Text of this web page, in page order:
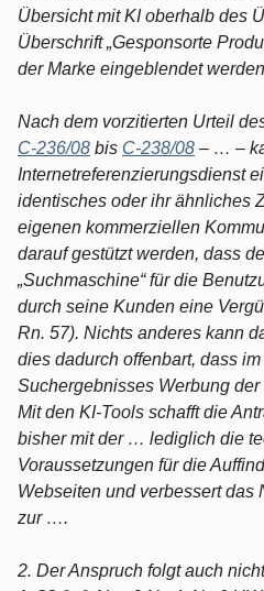
Übersicht mit KI oberhalb des
Überschrift „Gesponsorte
der Marke eingeblendet
Nach dem vorzitierten Urteil
C-236/08 bis C-238/08 – … –
Internetreferenzierungsdienst
identisches oder ihr ähnliches
eigenen kommerziellen
darauf gestützt werden, dass
„Suchmaschine“ für die
durch seine Kunden eine
Rn. 57). Nichts anderes kann
dies dadurch offenbart, dass
Suchergebnisses Werbung
Mit den KI-Tools schafft die
bisher mit der … lediglich die
Voraussetzungen für die
Webseiten und verbessert das
zur ….
2. Der Anspruch folgt auch